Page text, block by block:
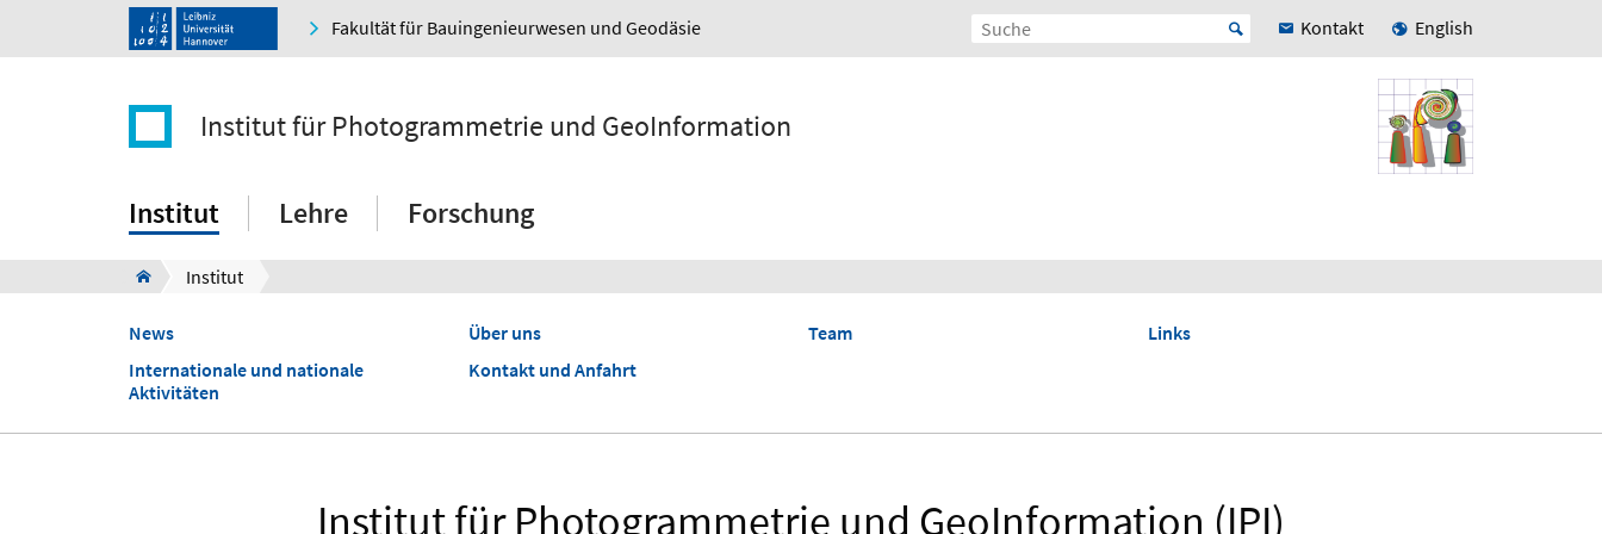
Fakultät für Bauingenieurwesen und Geodäsie Kontakt English
Institut für Photogrammetrie und GeoInformation
Institut Lehre Forschung
Institut
News
Internationale und nationale
Aktivitäten
Über uns
Kontakt und Anfahrt
Team Links
Institut für Photogrammetrie und GeoInformation (IPI)